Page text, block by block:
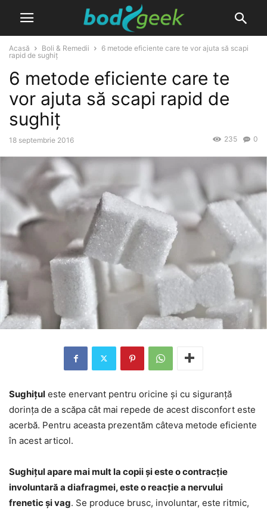
Acasă Boli & Remedii
6 metode eficiente care te vor ajuta să scapi
rapid de sughiț
6 metode eficiente care te
vor ajuta să scapi rapid de
sughiț
18 septembrie 2016 0
235
Sughițul este enervant pentru oricine și cu siguranță
dorința de a scăpa cât mai repede de acest disconfort este
acerbă. Pentru aceasta prezentăm câteva metode eficiente
în acest articol.
Sughițul apare mai mult la copii și este o contracție
involuntară a diafragmei, este o reacție a nervului
frenetic și vag. Se produce brusc, involuntar, este ritmic,